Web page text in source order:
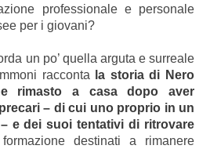
professionale e personale
per i giovani?
un po’ quella arguta e surreale
racconta
la storia di Nero
rimasto a casa dopo aver
– di cui uno proprio in un
e dei suoi tentativi di ritrovare
destinati a rimanere